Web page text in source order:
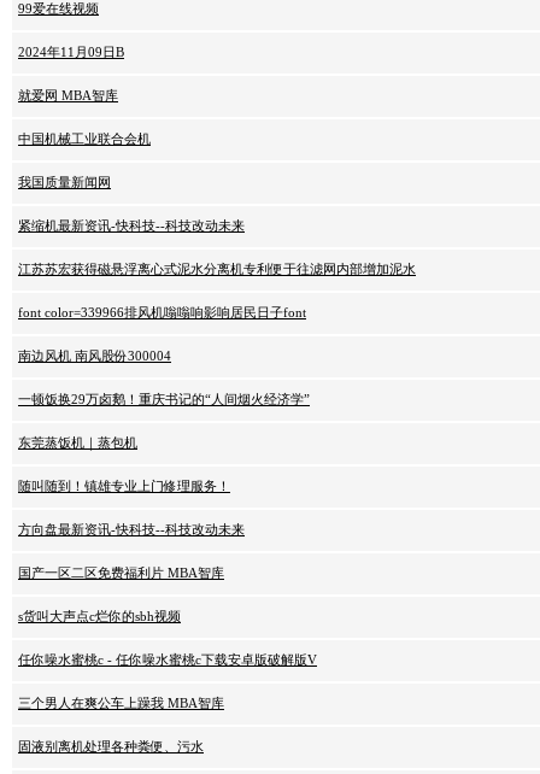
99爱在线视频
2024年11月09日B
就爱网 MBA智库
中国机械工业联合会机
我国质量新闻网
紧缩机最新资讯-快科技--科技改动未来
江苏苏宏获得磁悬浮离心式泥水分离机专利便于往滤网内部增加泥水
font color=339966排风机嗡嗡响影响居民日子font
南边风机 南风股份300004
一顿饭换29万卤鹅！重庆书记的“人间烟火经济学”
东莞蒸饭机｜蒸包机
随叫随到！镇雄专业上门修理服务！
方向盘最新资讯-快科技--科技改动未来
国产一区二区免费福利片 MBA智库
s货叫大声点c烂你的sbh视频
任你噪水蜜桃c - 任你噪水蜜桃c下载安卓版破解版V
三个男人在爽公车上躁我 MBA智库
固液别离机处理各种粪便、污水